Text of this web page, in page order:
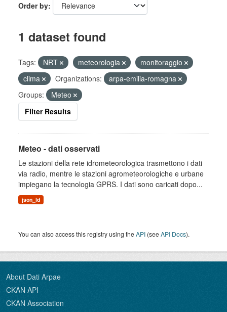
Order by
1 dataset found
Tags: NRT meteorologia
monitoraggio
clima
Organizations:
arpa-emilia-romagna
Groups:
Meteo
Filter Results
Meteo - dati osservati
Le stazioni della rete idrometeorologica trasmettono i dati
via radio, mentre le stazioni agrometeorologiche e urbane
impiegano la tecnologia GPRS. I dati sono caricati dopo...
json_ld
You can also access this registry using theAPI (seeAPI Docs).
About Dati Arpae
CKAN API
CKAN Association